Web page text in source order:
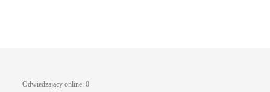
Odwiedzający online:0